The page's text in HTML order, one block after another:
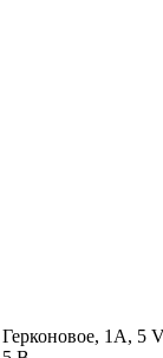
Герконовое, 1A,